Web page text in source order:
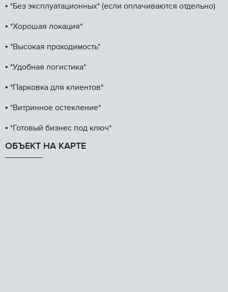
•⁠ ⁠*Без эксплуатационных* (если оплачиваются отдельно)
•⁠ ⁠*Хорошая локация*
•⁠ ⁠*Высокая проходимость*
•⁠ ⁠*Удобная логистика*
•⁠ ⁠*Парковка для клиентов*
•⁠ ⁠*Витринное остекление*
•⁠ ⁠*Готовый бизнес под ключ*
ОБЪЕКТ НА КАРТЕ